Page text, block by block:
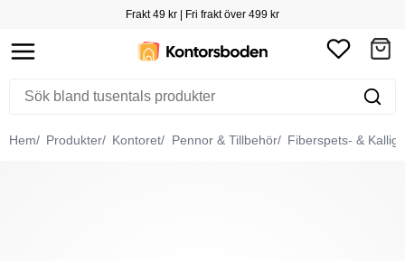
Frakt 49 kr | Fri frakt över 499 kr
Hem Produkter Kontoret Pennor & Tillbehör Fiberspets- &